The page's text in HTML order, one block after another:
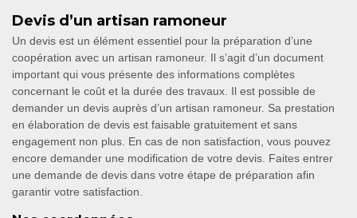
Devis d’un artisan ramoneur
Un devis est un élément essentiel pour la préparation d’une
coopération avec un artisan ramoneur. Il s’agit d’un document
important qui vous présente des informations complètes
concernant le coût et la durée des travaux. Il est possible de
demander un devis auprès d’un artisan ramoneur. Sa prestation
en élaboration de devis est faisable gratuitement et sans
engagement non plus. En cas de non satisfaction, vous pouvez
encore demander une modification de votre devis. Faites entrer
une demande de devis dans votre étape de préparation afin
garantir votre satisfaction.